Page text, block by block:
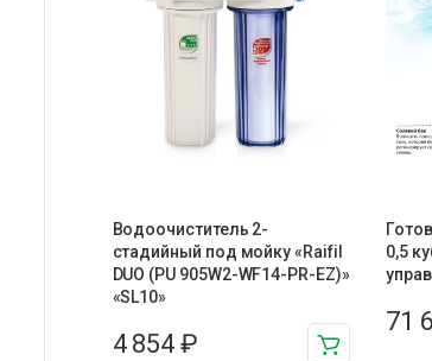
Водоочиститель 2-
стадийный под мойку «Raifil
DUO (PU 905W2-WF14-PR-EZ)»
«SL10»
4 854₽
0,5
71